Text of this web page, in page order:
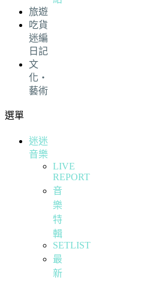
旅遊
吃貨
迷編
日記
文
化・
藝術
選單
迷迷
音樂
LIVE
REPORT
音
樂
特
輯
SETLIST
最
新